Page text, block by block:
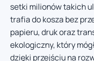
setki milionów takich
trafia do kosza bez
papieru, druk oraz
ekologiczny, który
dzięki przejściu na